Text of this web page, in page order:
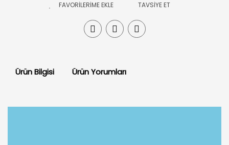
TAVSİYE ET
Ürün Bilgisi Ürün Yorumları